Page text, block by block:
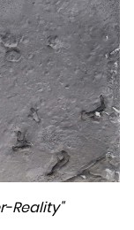
Reality"